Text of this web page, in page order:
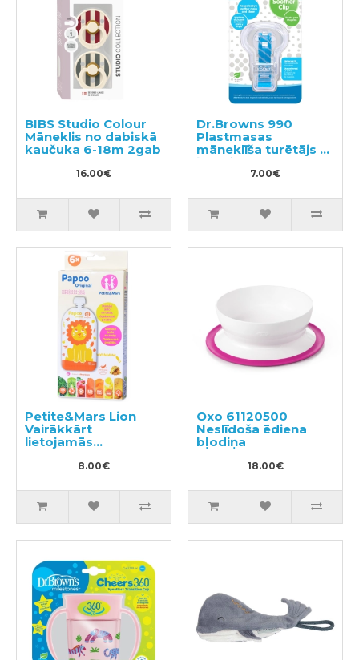
BIBS Studio Colour
Māneklis no dabiskā
kaučuka 6-18m 2gab
16.00€
Dr.Browns 990
Plastmasas
māneklīša turētājs ar
ķēdīti
7.00€
Petite&Mars Lion
Vairākkārt
lietojamās
biezenīšiem 150ml.,
8.00€
Oxo 61120500
Neslīdoša ēdiena
bļodiņa
18.00€